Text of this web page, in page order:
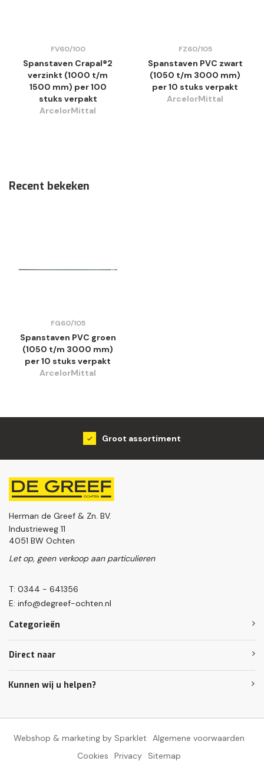
FV60/100
Spanstaven Crapal®2
verzinkt (1000 t/m
1500 mm) per 100
stuks verpakt
ArcelorMittal
FZ60/105
Spanstaven PVC zwart
(1050 t/m 3000 mm)
per 10 stuks verpakt
ArcelorMittal
Recent bekeken
FG60/105
Spanstaven PVC groen
(1050 t/m 3000 mm)
per 10 stuks verpakt
ArcelorMittal
Groot assortiment
Herman de Greef & Zn. BV.
Industrieweg 11
4051 BW Ochten
Let op, geen verkoop aan particulieren
T: 0344 - 641356
E: info@degreef-ochten.nl
Categorieën
Direct naar
Kunnen wij u helpen?
Webshop & marketing by Sparklet
Algemene voorwaarden
Cookies
Privacy Sitemap